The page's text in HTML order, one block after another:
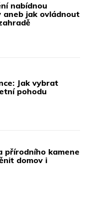
nabídnou
aneb jak ovládnout
Jak vybrat
pohodu
přírodního kamene
domov i